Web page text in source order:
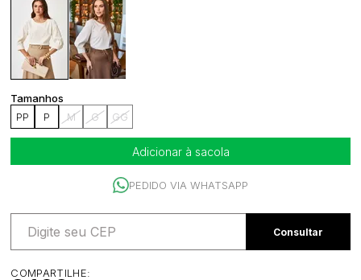
PP P M G GG
Adicionar à sacola
PEDIDO VIA WHATSAPP
COMPARTILHE: